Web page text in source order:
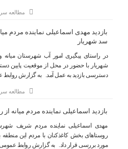
مطالعه
️بازدید مهدی اسماعیلی نماینده مردم
سد شهریار
️در راستای پیگیری امور آب شهرستان
شهریار با حضور در محل از موقعیت پایین
دسترسی بازدید به عمل آمد. به گزارش روابط
مطالعه
بازدید اسماعیلی نماینده مردم میانه
مهدی اسماعیلی نماینده مردم شریف
روستاهای بخش کاغذکنان با مردم این
مورد بررسی قرار داد. به گزارش روابط عمومی